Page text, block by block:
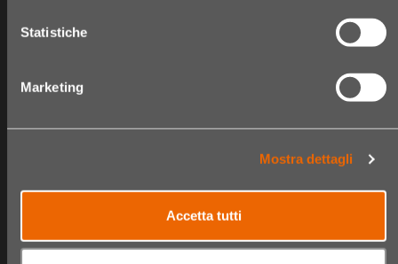
Statistiche
Marketing
Mostra dettagli
Accetta tutti
Über uns
Produktsortiment